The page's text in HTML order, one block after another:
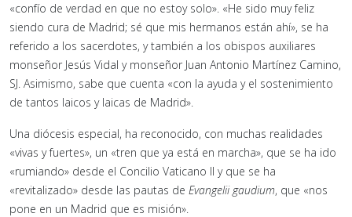
«confío de verdad en que no estoy solo». «He sido muy feliz
siendo cura de Madrid; sé que mis hermanos están ahí», se ha
referido a los sacerdotes, y también a los obispos auxiliares
monseñor Jesús Vidal y monseñor Juan Antonio Martínez Camino,
SJ. Asimismo, sabe que cuenta «con la ayuda y el sostenimiento
de tantos laicos y laicas de Madrid».
Una diócesis especial, ha reconocido, con muchas realidades
«vivas y fuertes», un «tren que ya está en marcha», que se ha ido
«rumiando» desde el Concilio Vaticano II y que se ha
«revitalizado» desde las pautas de Evangelii gaudium, que «nos
pone en un Madrid que es misión».